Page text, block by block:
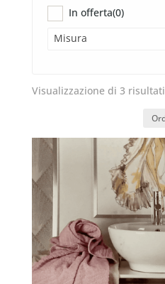
In offerta(0)
Misura
Visualizzazione di 3 risultati